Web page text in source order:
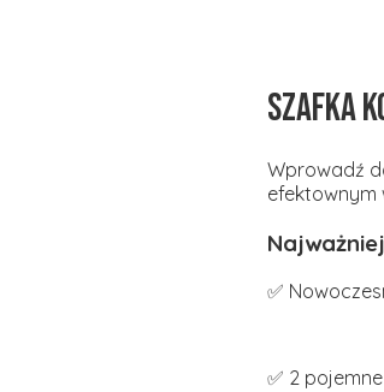
Szafka
Wprowadź
efektownym
✅
✅ 2